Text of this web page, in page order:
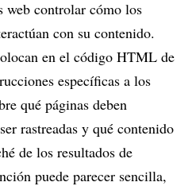
web controlar cómo los
con su contenido.
en el código HTML de
específicas a los
qué páginas deben
rastreadas y qué contenido
de los resultados de
puede parecer sencilla,